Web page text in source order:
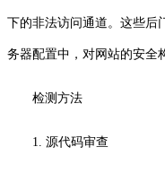
下的非法访问通道。这些后
务器配置中，对网站的安全
检测方法
1. 源代码审查